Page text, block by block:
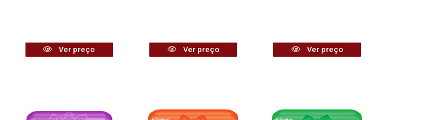
Ver preço Ver preço Ver preço